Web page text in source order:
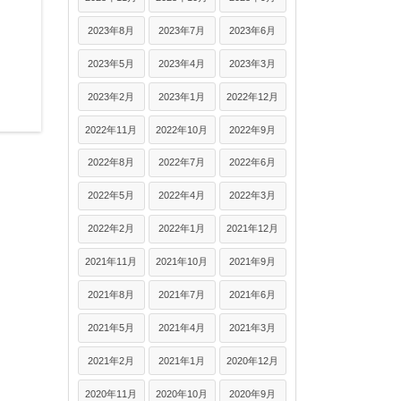
2023年8月 2023年7月 2023年6月
2023年5月 2023年4月 2023年3月
2023年2月 2023年1月 2022年12月
2022年11月 2022年10月 2022年9月
2022年8月 2022年7月 2022年6月
2022年5月 2022年4月 2022年3月
2022年2月 2022年1月 2021年12月
2021年11月 2021年10月 2021年9月
2021年8月 2021年7月 2021年6月
2021年5月 2021年4月 2021年3月
2021年2月 2021年1月 2020年12月
2020年11月 2020年10月 2020年9月